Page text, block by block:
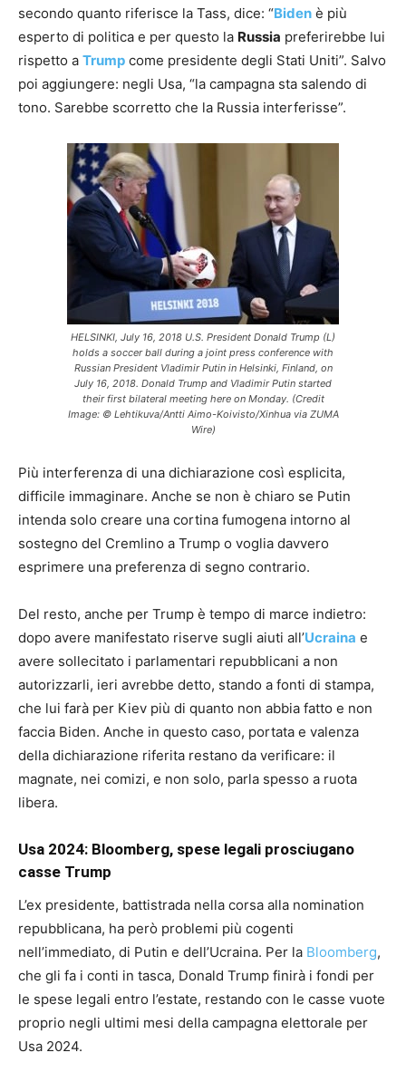
secondo quanto riferisce la Tass, dice: “Biden è più
esperto di politica e per questo la Russia preferirebbe lui
rispetto a Trump come presidente degli Stati Uniti”. Salvo
poi aggiungere: negli Usa, “la campagna sta salendo di
tono. Sarebbe scorretto che la Russia interferisse”.
HELSINKI, July 16, 2018 U.S. President Donald Trump (L)
holds a soccer ball during a joint press conference with
Russian President Vladimir Putin in Helsinki, Finland, on
July 16, 2018. Donald Trump and Vladimir Putin started
their first bilateral meeting here on Monday. (Credit
Image: © Lehtikuva/Antti Aimo-Koivisto/Xinhua via ZUMA
Wire)
Più interferenza di una dichiarazione così esplicita,
difficile immaginare. Anche se non è chiaro se Putin
intenda solo creare una cortina fumogena intorno al
sostegno del Cremlino a Trump o voglia davvero
esprimere una preferenza di segno contrario.
Del resto, anche per Trump è tempo di marce indietro:
dopo avere manifestato riserve sugli aiuti all’Ucraina e
avere sollecitato i parlamentari repubblicani a non
autorizzarli, ieri avrebbe detto, stando a fonti di stampa,
che lui farà per Kiev più di quanto non abbia fatto e non
faccia Biden. Anche in questo caso, portata e valenza
della dichiarazione riferita restano da verificare: il
magnate, nei comizi, e non solo, parla spesso a ruota
libera.
Usa 2024: Bloomberg, spese legali prosciugano
casse Trump
L’ex presidente, battistrada nella corsa alla nomination
repubblicana, ha però problemi più cogenti
nell’immediato, di Putin e dell’Ucraina. Per la Bloomberg,
che gli fa i conti in tasca, Donald Trump finirà i fondi per
le spese legali entro l’estate, restando con le casse vuote
proprio negli ultimi mesi della campagna elettorale per
Usa 2024.